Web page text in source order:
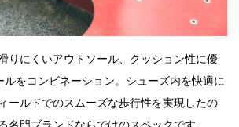
りにくいアウトソール、クッション性に優
ルをコンビネーション。シューズ内を快適に
ールドでのスムーズな歩行性を実現したの